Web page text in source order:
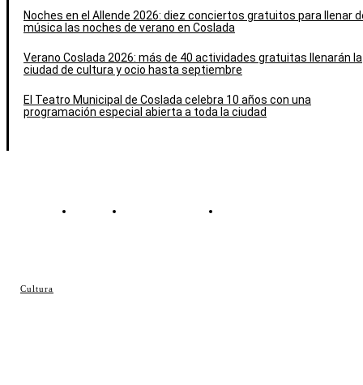
Cultura
Noches en el Allende 2026: diez conciertos gratuitos para llenar
música las noches de verano en Coslada
Verano Coslada 2026: más de 40 actividades gratuitas llenarán la
ciudad de cultura y ocio hasta septiembre
El Teatro Municipal de Coslada celebra 10 años con una
programación especial abierta a toda la ciudad
Contacto Política de cookies